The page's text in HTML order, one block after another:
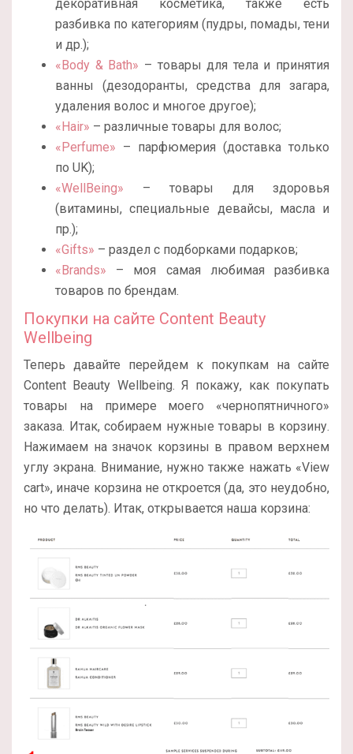
декоративная косметика, также есть
разбивка по категориям (пудры, помады, тени
и др.);
«Body & Bath» – товары для тела и принятия
ванны (дезодоранты, средства для загара,
удаления волос и многое другое);
«Hair» – различные товары для волос;
«Perfume» – парфюмерия (доставка только
по UK);
«WellBeing» – товары для здоровья
(витамины, специальные девайсы, масла и
пр.);
«Gifts» – раздел с подборками подарков;
«Brands» – моя самая любимая разбивка
товаров по брендам.
Покупки на сайте Content Beauty
Wellbeing
Теперь давайте перейдем к покупкам на сайте
Content Beauty Wellbeing. Я покажу, как покупать
товары на примере моего «чернопятничного»
заказа. Итак, собираем нужные товары в корзину.
Нажимаем на значок корзины в правом верхнем
углу экрана. Внимание, нужно также нажать «View
cart», иначе корзина не откроется (да, это неудобно,
но что делать). Итак, открывается наша корзина: